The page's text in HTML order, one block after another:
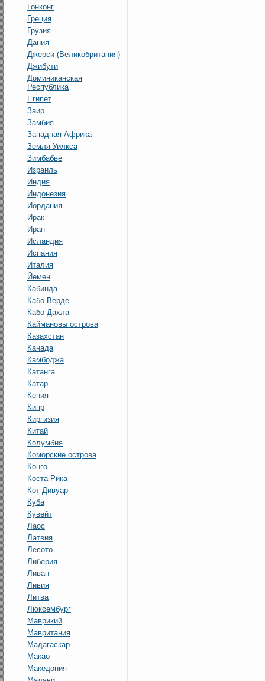
Гонконг
Греция
Грузия
Дания
Джерси (Великобритания)
Джибути
Доминиканская
Республика
Египет
Заир
Замбия
Западная Африка
Земля Уилкса
Зимбабве
Израиль
Индия
Индонезия
Иордания
Ирак
Иран
Исландия
Испания
Италия
Йемен
Кабинда
Кабо-Верде
Кабо Дахла
Каймановы острова
Казахстан
Канада
Камбоджа
Катанга
Катар
Кения
Кипр
Киргизия
Китай
Колумбия
Коморские острова
Конго
Коста-Рика
Кот Дивуар
Куба
Кувейт
Лаос
Латвия
Лесото
Либерия
Ливан
Ливия
Литва
Люксембург
Маврикий
Мавритания
Мадагаскар
Макао
Македония